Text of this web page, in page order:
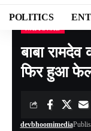
POLITICS
Devbhoomi Media>
बाबा
फिर हुआ
devbhoomimedia